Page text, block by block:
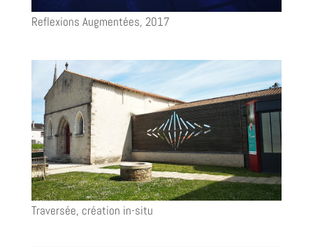
Reflexions Augmentées, 2017
Traversée, création in-situ